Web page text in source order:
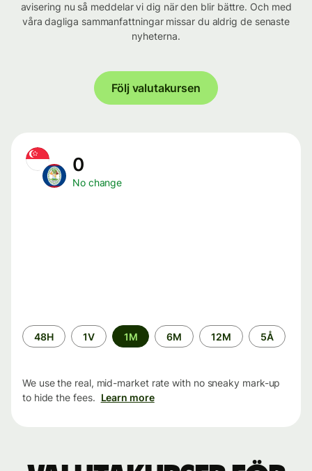
avisering nu så meddelar vi dig när den blir bättre. Och med
våra dagliga sammanfattningar missar du aldrig de senaste
nyheterna.
Följ valutakursen
0
No change
Time
period
48H 1V 1M 6M 12M 5Å
We use the real, mid-market rate with no sneaky mark-up
to hide the fees. Learn more